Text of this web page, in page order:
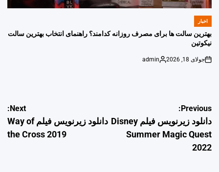
POSTED
اخبار
بهترین سالت ها برای مصرف روزانه کدامند؟ راهنمای انتخاب بهترین سالت
نیکوتین
on
جولای 18, 2026
Posted
admin
راهبری
نوشته
Previous:
دانلود زیرنویس فیلم Disney
Summer Magic Quest
2022
Next:
دانلود زیرنویس فیلم Way of
the Cross 2019